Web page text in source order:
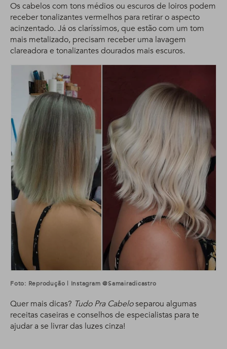
Os cabelos com tons médios ou escuros de loiros podem
receber tonalizantes vermelhos para retirar o aspecto
acinzentado. Já os claríssimos, que estão com um tom
mais metalizado, precisam receber uma lavagem
clareadora e tonalizantes dourados mais escuros.
Foto: Reprodução | Instagram @samairadicastro
Quer mais dicas? Tudo Pra Cabeloseparou algumas
receitas caseiras e conselhos de especialistas para te
ajudar a se livrar das luzes cinza!